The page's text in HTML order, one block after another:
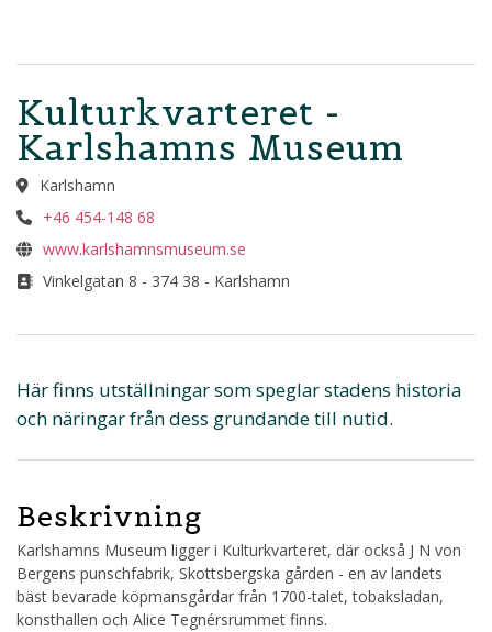
Kulturkvarteret -
Karlshamns Museum
Karlshamn
+46 454-148 68
www.karlshamnsmuseum.se
Vinkelgatan 8 - 374 38 - Karlshamn
Här finns utställningar som speglar stadens historia
och näringar från dess grundande till nutid.
Beskrivning
Karlshamns Museum ligger i Kulturkvarteret, där också J N von
Bergens punschfabrik, Skottsbergska gården - en av landets
bäst bevarade köpmansgårdar från 1700-talet, tobaksladan,
konsthallen och Alice Tegnérsrummet finns.